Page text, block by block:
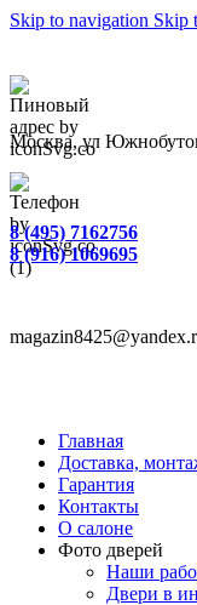
Skip to navigation Skip
Москва, ул
8 (495) 7162756
8 (916) 1069695
Главная
Доставка,
Гарантия
Контакты
О салоне
Фото дверей
Наши
Двери в